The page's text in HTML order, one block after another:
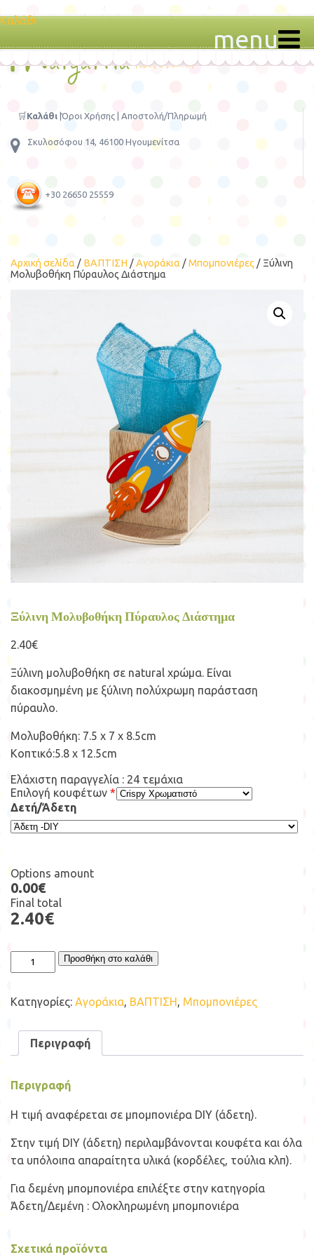
🛒Καλάθι |Όροι Χρήσης Αποστολή/Πληρωμή
Σκυλοσόφου 14, 46100 Ηγουμενίτσα
+30 26650 25559
Καλάθι
menu
Αρχική σελίδα / ΒΑΠΤΙΣΗ /Αγοράκια /Μπομπονιέρες / Ξύλινη
Μολυβοθήκη Πύραυλος Διάστημα
Ξύλινη Μολυβοθήκη Πύραυλος Διάστημα
2.40€
Ξύλινη μολυβοθήκη σε natural χρώμα. Είναι
διακοσμημένη με ξύλινη πολύχρωμη παράσταση
πύραυλο.
Μολυβοθήκη: 7.5 x 7 x 8.5cm
Κοπτικό:5.8 x 12.5cm
Ελάχιστη παραγγελία : 24 τεμάχια
Επιλογή κουφέτων *
Δετή/Άδετη
Options amount
0.00€
Final total
2.40€
Ξύλινη
Μολυβοθήκη
Διάστημα
ποσότητα
Προσθήκη στο καλάθι
Κατηγορίες: Αγοράκια, ΒΑΠΤΙΣΗ , Μπομπονιέρες
Περιγραφή
Περιγραφή
Η τιμή αναφέρεται σε μπομπονιέρα DIY (άδετη).
Στην τιμή DIY (άδετη) περιλαμβάνονται κουφέτα και όλα
τα υπόλοιπα απαραίτητα υλικά (κορδέλες, τούλια κλπ).
Για δεμένη μπομπονιέρα επιλέξτε στην κατηγορία
Άδετη/Δεμένη : Ολοκληρωμένη μπομπονιέρα
Σχετικά προϊόντα